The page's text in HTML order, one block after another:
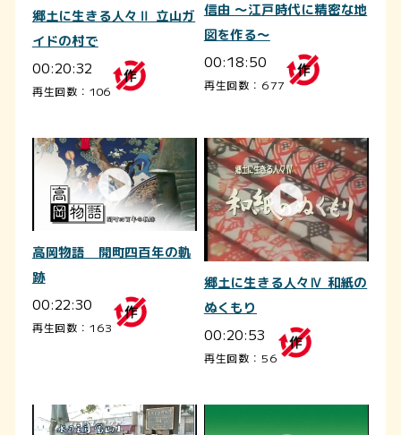
郷土に生きる人々Ⅱ 立山ガ
イドの村で
00:20:32
再生回数：106
信由 ～江戸時代に精密な地
図を作る～
00:18:50
再生回数：677
高岡物語 開町四百年の軌
跡
00:22:30
再生回数：163
郷土に生きる人々Ⅳ 和紙の
ぬくもり
00:20:53
再生回数：56